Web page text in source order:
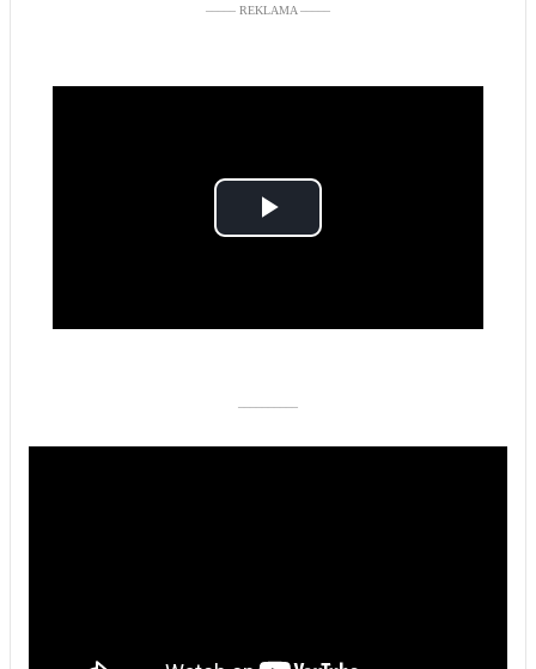
––––– REKLAMA –––––
Play
––––––––––